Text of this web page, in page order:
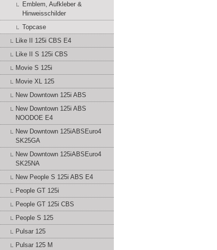
Emblem, Aufkleber &
Hinweisschilder
Topcase
Like II 125i CBS E4
Like II S 125i CBS
Movie S 125i
Movie XL 125
New Downtown 125i ABS
New Downtown 125i ABS
NOODOE E4
New Downtown 125iABSEuro4
SK25GA
New Downtown 125iABSEuro4
SK25NA
New People S 125i ABS E4
People GT 125i
People GT 125i CBS
People S 125
Pulsar 125
Pulsar 125 M